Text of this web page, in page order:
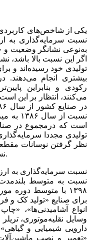
یکی‌‌‌ از شاخص‌‌‌های‌‌‌ کاربردی‌‌‌
نسبت‌‌‌ سرمایه‌گذاری‌‌‌ به‌‌‌
به‌‌‌نوعی‌‌‌ نشانگر وضعیت‌‌‌ و
اگر این‌‌‌ نسبت‌‌‌ بالا
تولیدی‌‌‌ خود رسیده‌اند و
بیشتری‌‌‌ انجام می‌دهند.
رکودی‌‌‌ و بنابراین‌‌‌
می‌کنند، انتظار بر این‌‌‌
نسبت‌‌‌
است‌‌‌ که‌‌‌ درمجموع در
تولیدی مجددا
نظر گرفتن‌‌‌ نوسانات
نسبتا طولانی‌‌‌ در وضعیت‌‌‌ رکودی‌‌‌ قرار دارد.
نسبت‌‌‌ به‌‌‌ متوسط‌‌‌
١٣٩٨ با متوسط‌‌‌
برای‌‌‌ صنایع‌‌‌ «تولید کک‌‌‌ و
انواع آشامیدنی‌‌‌ها»،
وسایل‌‌‌ نقلیه‌‌‌‌موتوری‌‌‌، تریلر
دارویی‌‌‌ شیمیایی‌‌‌ و
«تعمیر و نصب‌‌‌ ماشین‌‌‌آلات